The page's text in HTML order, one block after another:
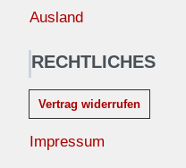
Ausland
RECHTLICHES
Vertrag widerrufen
Impressum